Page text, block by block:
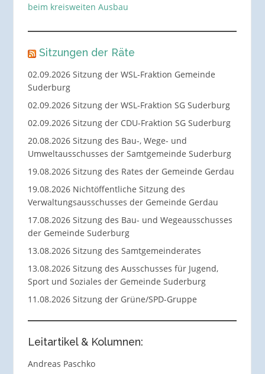
beim kreisweiten Ausbau
Sitzungen der Räte
02.09.2026 Sitzung der WSL-Fraktion Gemeinde
Suderburg
02.09.2026 Sitzung der WSL-Fraktion SG Suderburg
02.09.2026 Sitzung der CDU-Fraktion SG Suderburg
20.08.2026 Sitzung des Bau-, Wege- und
Umweltausschusses der Samtgemeinde Suderburg
19.08.2026 Sitzung des Rates der Gemeinde Gerdau
19.08.2026 Nichtöffentliche Sitzung des
Verwaltungsausschusses der Gemeinde Gerdau
17.08.2026 Sitzung des Bau- und Wegeausschusses
der Gemeinde Suderburg
13.08.2026 Sitzung des Samtgemeinderates
13.08.2026 Sitzung des Ausschusses für Jugend,
Sport und Soziales der Gemeinde Suderburg
11.08.2026 Sitzung der Grüne/SPD-Gruppe
Leitartikel & Kolumnen:
Andreas Paschko